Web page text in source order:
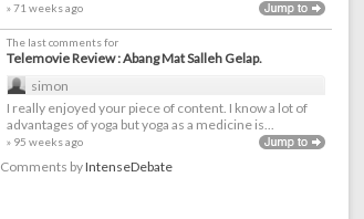
» 71 weeks ago
The last comments for
Telemovie Review : Abang Mat Salleh Gelap.
simon
I really enjoyed your piece of content. I know a lot of
advantages of yoga but yoga as a medicine is...
» 95 weeks ago
Comments byIntenseDebate